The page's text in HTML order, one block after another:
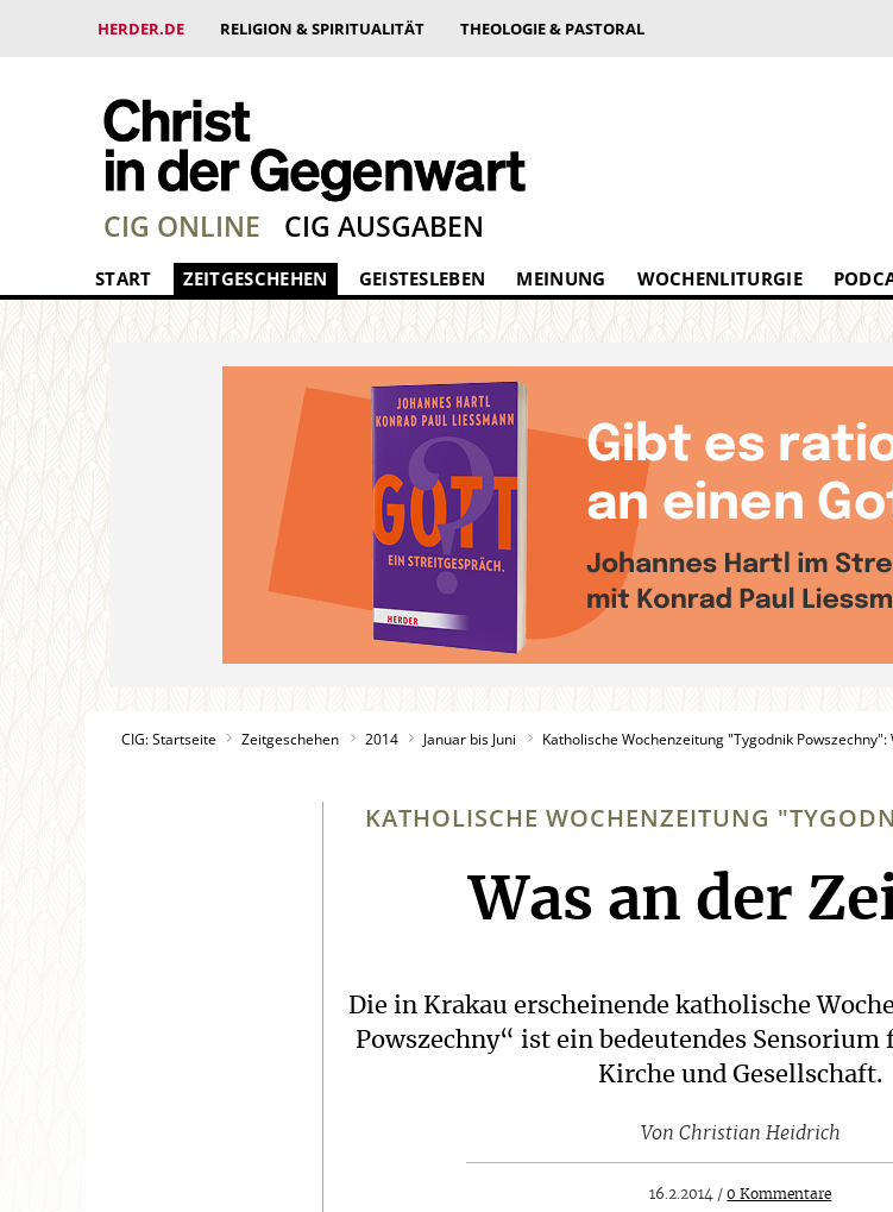
HERDER.DE RELIGION & SPIRITUALITÄT THEOLOGIE & PASTORAL
CIG ONLINE CIG AUSGABEN
START ZEITGESCHEHEN GEISTESLEBEN MEINUNG WOCHENLITURGIE
CIG: Startseite Zeitgeschehen 2014 Januar bis Juni Katholische Wochenzeitung "Tygodnik Powszechny":
KATHOLISCHE WOCHENZEITUNG
:
Was an der
Die in Krakau erscheinende katholische
Powszechny“ ist ein bedeutendes
Kirche und Gesellschaft.
Von Christian Heidrich
16.2.2014 /0 Kommentare